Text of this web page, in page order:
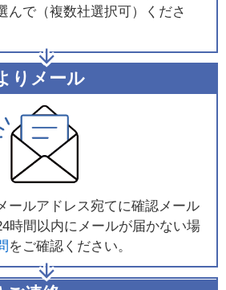
んで（複数社選択可）くださ
りメール
ールアドレス宛てに確認メール
時間以内にメールが届かない場
をご確認ください。